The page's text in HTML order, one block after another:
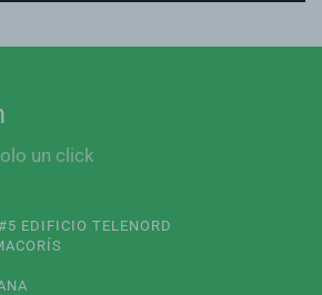
un click
EDIFICIO TELENORD